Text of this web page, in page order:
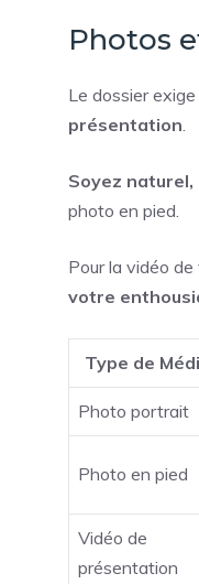
Photos
Le dossier
présentation
Soyez naturel,
photo en pied.
Pour la vidéo
votre
Type de
Photo portrait
Photo en pied
Vidéo de
présentation